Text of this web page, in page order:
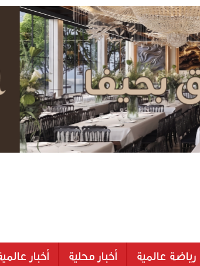
رياضة عالمية أخبار محلية أخبار